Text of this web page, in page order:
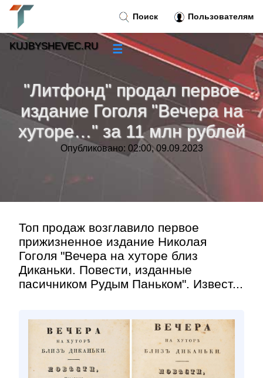
"Литфонд" продал первое
издание Гоголя "Вечера на
хуторе…" за 11 млн рублей
Опубликовано: 02:00, 09.09.2023
Топ продаж возглавило первое
прижизненное издание Николая
Гоголя "Вечера на хуторе близ
Диканьки. Повести, изданные
пасичником Рудым Паньком". Извест...
Поиск Пользователям
KUJBYSHEVEC.RU ☰
Новости»
Тренды новостей»
Рубрики»
Контакт»